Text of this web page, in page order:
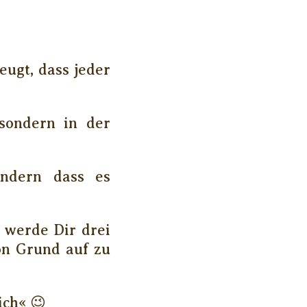
dass jeder
in der
dass es
werde Dir drei
Grund auf zu
😉